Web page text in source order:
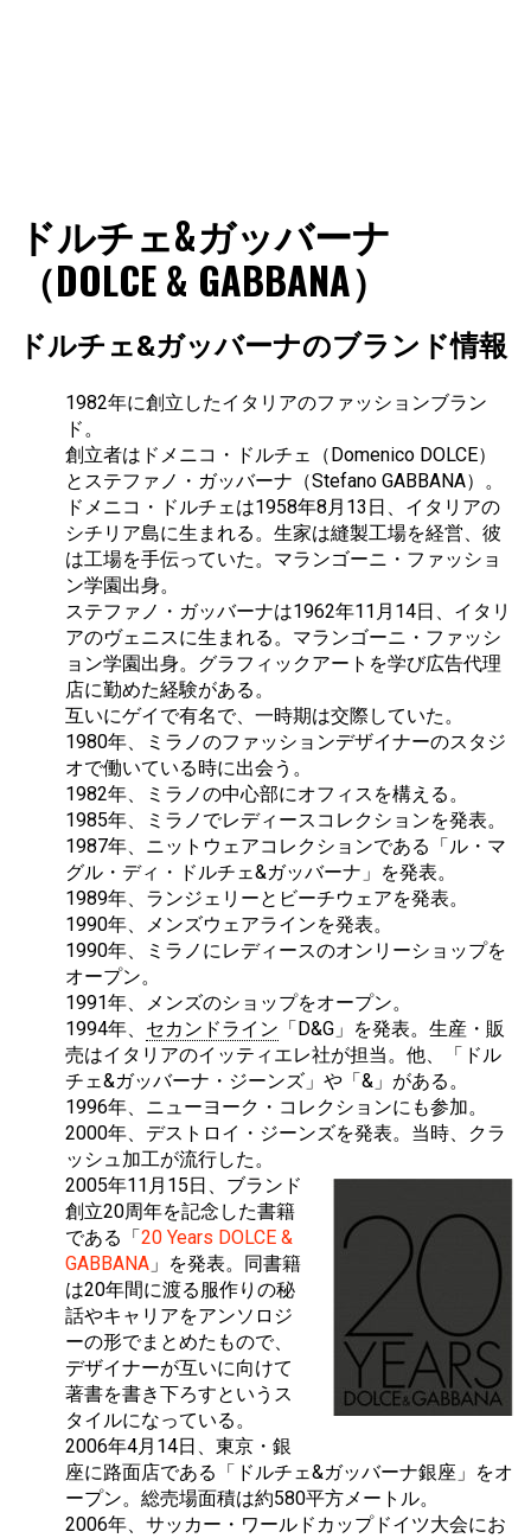
ファショコン通信
ッションとモードを分析するファッション情報サイトです
ドルチェ&ガッバーナ
（DOLCE & GABBANA）
ドルチェ&ガッバーナのブランド情報
1982年に創立したイタリアのファッションブラン
ド。
創立者はドメニコ・ドルチェ（Domenico DOLCE）
とステファノ・ガッバーナ（Stefano GABBANA）。
ドメニコ・ドルチェは1958年8月13日、イタリアの
シチリア島に生まれる。生家は縫製工場を経営、彼
は工場を手伝っていた。マランゴーニ・ファッショ
ン学園出身。
ステファノ・ガッバーナは1962年11月14日、イタリ
アのヴェニスに生まれる。マランゴーニ・ファッシ
ョン学園出身。グラフィックアートを学び広告代理
店に勤めた経験がある。
互いにゲイで有名で、一時期は交際していた。
1980年、ミラノのファッションデザイナーのスタジ
オで働いている時に出会う。
1982年、ミラノの中心部にオフィスを構える。
1985年、ミラノでレディースコレクションを発表。
1987年、ニットウェアコレクションである「ル・マ
グル・ディ・ドルチェ&ガッバーナ」を発表。
1989年、ランジェリーとビーチウェアを発表。
1990年、メンズウェアラインを発表。
1990年、ミラノにレディースのオンリーショップを
オープン。
1991年、メンズのショップをオープン。
1994年、 セカンドライン 「D&G」を発表。生産・販
売はイタリアのイッティエレ社が担当。他、「ドル
チェ&ガッバーナ・ジーンズ」や「&」がある。
1996年、ニューヨーク・コレクションにも参加。
2000年、デストロイ・ジーンズを発表。当時、クラ
ッシュ加工が流行した。
2005年11月15日、ブランド
創立20周年を記念した書籍
である「 20 Years DOLCE &
GABBANA 」を発表。同書籍
は20年間に渡る服作りの秘
話やキャリアをアンソロジ
ーの形でまとめたもので、
デザイナーが互いに向けて
著書を書き下ろすというス
タイルになっている。
2006年4月14日、東京・銀
座に路面店である「ドルチェ&ガッバーナ銀座」をオ
ープン。総売場面積は約580平方メートル。
2006年、サッカー・ワールドカップドイツ大会にお